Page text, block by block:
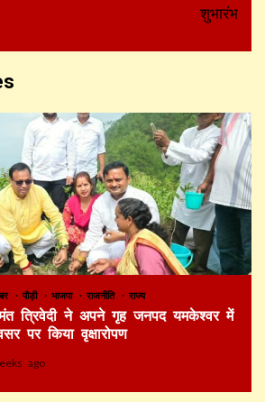
शुभारंभ
पौड़ी भाजपा राजनीति राज्य
त्रिवेदी ने अपने गृह जनपद यमकेश्वर में
पर किया वृक्षारोपण
ago